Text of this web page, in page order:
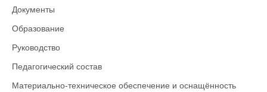
Документы
Образование
Руководство
Педагогический состав
Материально-техническое обеспечение и оснащённость